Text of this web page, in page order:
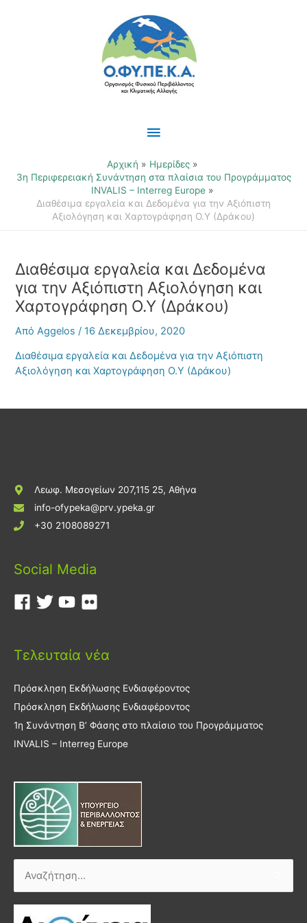
Κύριο
Μενού
Αρχική
Ημερίδες
3η Περιφερειακή Συνάντηση στα πλαίσια του Προγράμματος
INVALIS – Interreg Europe
Διαθέσιμα εργαλεία και Δεδομένα για την Αξιόπιστη
Αξιολόγηση και Χαρτογράφηση Ο.Υ (Δράκου)
Διαθέσιμα εργαλεία και Δεδομένα
για την Αξιόπιστη Αξιολόγηση και
Χαρτογράφηση Ο.Υ (Δράκου)
ΑπόAggelos/16 Δεκεμβρίου, 2020
Διαθέσιμα εργαλεία και Δεδομένα για την Αξιόπιστη
Αξιολόγηση και Χαρτογράφηση Ο.Υ (Δράκου)
Λεωφ. Μεσογείων 207,115 25, Αθήνα
info-ofypeka@prv.ypeka.gr
+30 2108089271
Social Media
Τελευταία νέα
Πρόσκληση Εκδήλωσης Ενδιαφέροντος
Πρόσκληση Εκδήλωσης Ενδιαφέροντος
1η Συνάντηση Β’ Φάσης στο πλαίσιο του Προγράμματος
INVALIS – Interreg Europe
Αναζήτηση